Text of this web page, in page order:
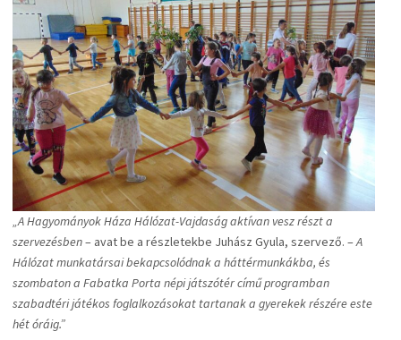
„A Hagyományok Háza Hálózat-Vajdaság aktívan vesz részt a
szervezésben– avat be a részletekbe Juhász Gyula, szervező. –A
Hálózat munkatársai bekapcsolódnak a háttérmunkákba, és
szombaton a Fabatka Porta népi játszótér című programban
szabadtéri játékos foglalkozásokat tartanak a gyerekek részére este
hét óráig.”